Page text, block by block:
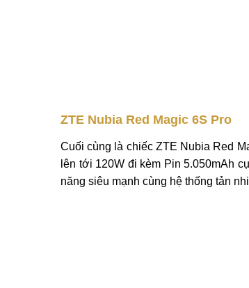
ZTE Nubia Red Magic 6S Pro
Cuối cùng là chiếc ZTE Nubia Red
lên tới 120W đi kèm Pin 5.050mAh
năng siêu mạnh cùng hệ thống tản